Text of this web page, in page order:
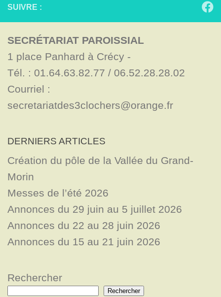
SUIVRE :
SECRÉTARIAT PAROISSIAL
1 place Panhard à Crécy -
Tél. : 01.64.63.82.77 / 06.52.28.28.02
Courriel :
secretariatdes3clochers@orange.fr
DERNIERS ARTICLES
Création du pôle de la Vallée du Grand-
Morin
Messes de l’été 2026
Annonces du 29 juin au 5 juillet 2026
Annonces du 22 au 28 juin 2026
Annonces du 15 au 21 juin 2026
Rechercher
Rechercher